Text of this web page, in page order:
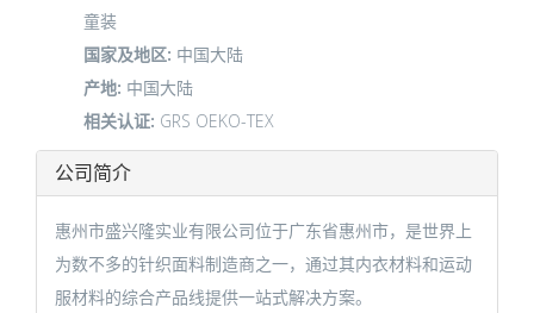
童装
国家及地区: 中国大陆
产地: 中国大陆
相关认证: GRS OEKO-TEX
公司简介
惠州市盛兴隆实业有限公司位于广东省惠州市，是世界上
为数不多的针织面料制造商之一，通过其内衣材料和运动
服材料的综合产品线提供一站式解决方案。